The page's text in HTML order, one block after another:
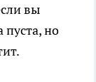
вы
пуста, но